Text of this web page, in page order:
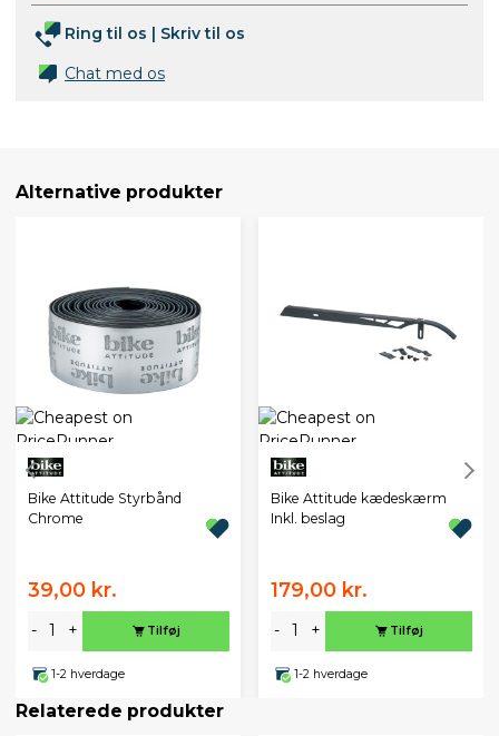
Ring til os | Skriv til os
Chat med os
Alternative produkter
Bike Attitude Styrbånd
Chrome
39,00 kr.
- + Tilføj
1-2 hverdage
Bike Attitude kædeskærm
Inkl. beslag
179,00 kr.
- + Tilføj
1-2 hverdage
Relaterede produkter